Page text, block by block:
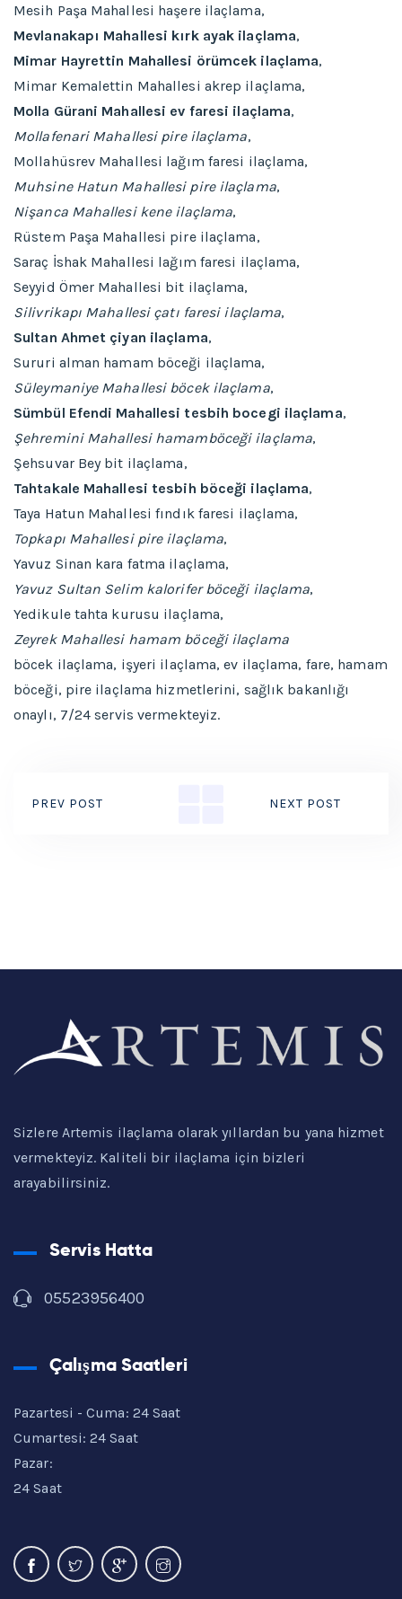
Mesih Paşa Mahallesi haşere ilaçlama,
Mevlanakapı Mahallesi kırk ayak ilaçlama,
Mimar Hayrettin Mahallesi örümcek ilaçlama,
Mimar Kemalettin Mahallesi akrep ilaçlama,
Molla Gürani Mahallesi ev faresi ilaçlama,
Mollafenari Mahallesi pire ilaçlama,
Mollahüsrev Mahallesi lağım faresi ilaçlama,
Muhsine Hatun Mahallesi pire ilaçlama,
Nişanca Mahallesi kene ilaçlama,
Rüstem Paşa Mahallesi pire ilaçlama,
Saraç İshak Mahallesi lağım faresi ilaçlama,
Seyyid Ömer Mahallesi bit ilaçlama,
Silivrikapı Mahallesi çatı faresi ilaçlama,
Sultan Ahmet çiyan ilaçlama,
Sururi alman hamam böceği ilaçlama,
Süleymaniye Mahallesi böcek ilaçlama,
Sümbül Efendi Mahallesi tesbih bocegi ilaçlama,
Şehremini Mahallesi hamamböceği ilaçlama,
Şehsuvar Bey bit ilaçlama,
Tahtakale Mahallesi tesbih böceği ilaçlama,
Taya Hatun Mahallesi fındık faresi ilaçlama,
Topkapı Mahallesi pire ilaçlama,
Yavuz Sinan kara fatma ilaçlama,
Yavuz Sultan Selim kalorifer böceği ilaçlama,
Yedikule tahta kurusu ilaçlama,
Zeyrek Mahallesi hamam böceği ilaçlama
böcek ilaçlama, işyeri ilaçlama, ev ilaçlama, fare, hamam
böceği, pire ilaçlama hizmetlerini, sağlık bakanlığı
onaylı, 7/24 servis vermekteyiz.
PREV POST NEXT POST
Sizlere Artemis ilaçlama olarak yıllardan bu yana hizmet
vermekteyiz. Kaliteli bir ilaçlama için bizleri
arayabilirsiniz.
Servis Hatta
05523956400
Çalışma Saatleri
Pazartesi - Cuma: 24 Saat
Cumartesi: 24 Saat
Pazar:
24 Saat